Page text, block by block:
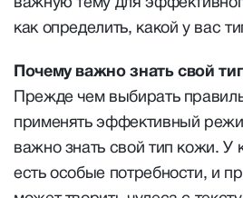
как определить, какой у вас
Почему важно знать свой
Прежде чем выбирать
применять эффективный
важно знать свой тип кожи. У
есть особые потребности, и